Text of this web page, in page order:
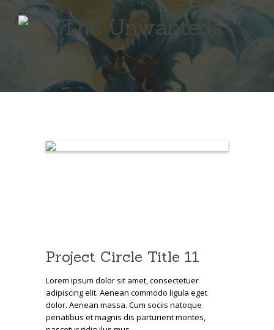
Project Circle Title 11
Lorem ipsum dolor sit amet, consectetuer
adipiscing elit. Aenean commodo ligula eget
dolor. Aenean massa. Cum sociis natoque
penatibus et magnis dis parturient montes,